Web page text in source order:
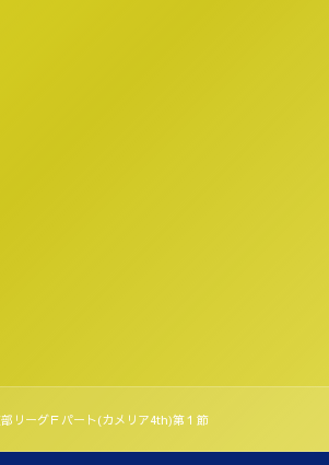
リーグＦパート(カメリア4th)第１節